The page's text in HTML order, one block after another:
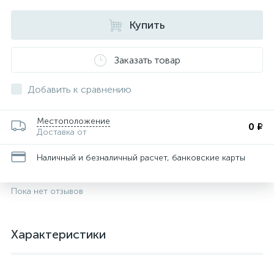
Купить
Заказать товар
Добавить к сравнению
Местоположение
Доставка от
0 ₽
Наличный и безналичный расчет, банковские карты
Пока нет отзывов
Характеристики